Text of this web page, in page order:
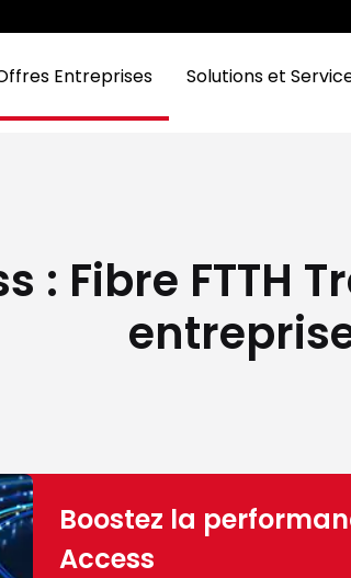
Entreprises Solutions et
: Fibre FTTH
Boostez la
Access